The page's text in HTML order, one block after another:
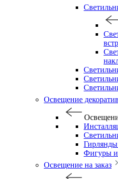
Освещение
Фигуры и
Освещение на заказ